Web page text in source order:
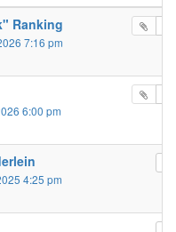
Ranking
7:16 pm
6:00 pm
4:25 pm